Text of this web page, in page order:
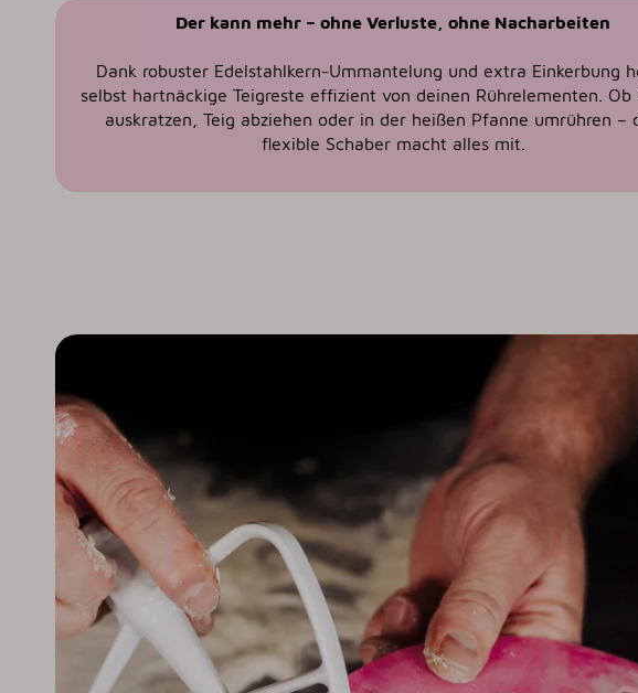
Der kann mehr – ohne Verluste, ohne Nacharbeiten
Dank robuster Edelstahlkern-Ummantelung und extra Einkerbung
selbst hartnäckige Teigreste effizient von deinen Rührelementen. Ob
auskratzen, Teig abziehen oder in der heißen Pfanne umrühren –
flexible Schaber macht alles mit.